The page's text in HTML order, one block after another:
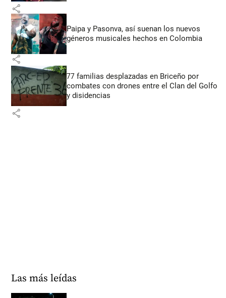
share
Paipa y Pasonva, así suenan los nuevos
géneros musicales hechos en Colombia
share
77 familias desplazadas en Briceño por
combates con drones entre el Clan del Golfo
y disidencias
share
Las más leídas